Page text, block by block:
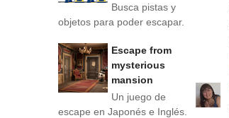
Busca pistas y
objetos para poder escapar.
Escape from
mysterious
mansion
Un juego de
escape en Japonés e Inglés.